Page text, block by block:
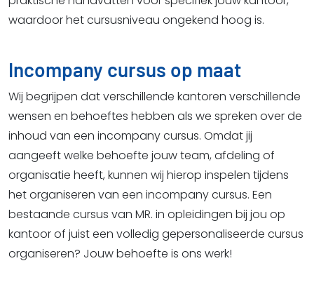
waardoor het cursusniveau ongekend hoog is.
Incompany cursus op maat
Wij begrijpen dat verschillende kantoren verschillende
wensen en behoeftes hebben als we spreken over de
inhoud van een incompany cursus. Omdat jij
aangeeft welke behoefte jouw team, afdeling of
organisatie heeft, kunnen wij hierop inspelen tijdens
het organiseren van een incompany cursus. Een
bestaande cursus van MR. in opleidingen bij jou op
kantoor of juist een volledig gepersonaliseerde cursus
organiseren? Jouw behoefte is ons werk!